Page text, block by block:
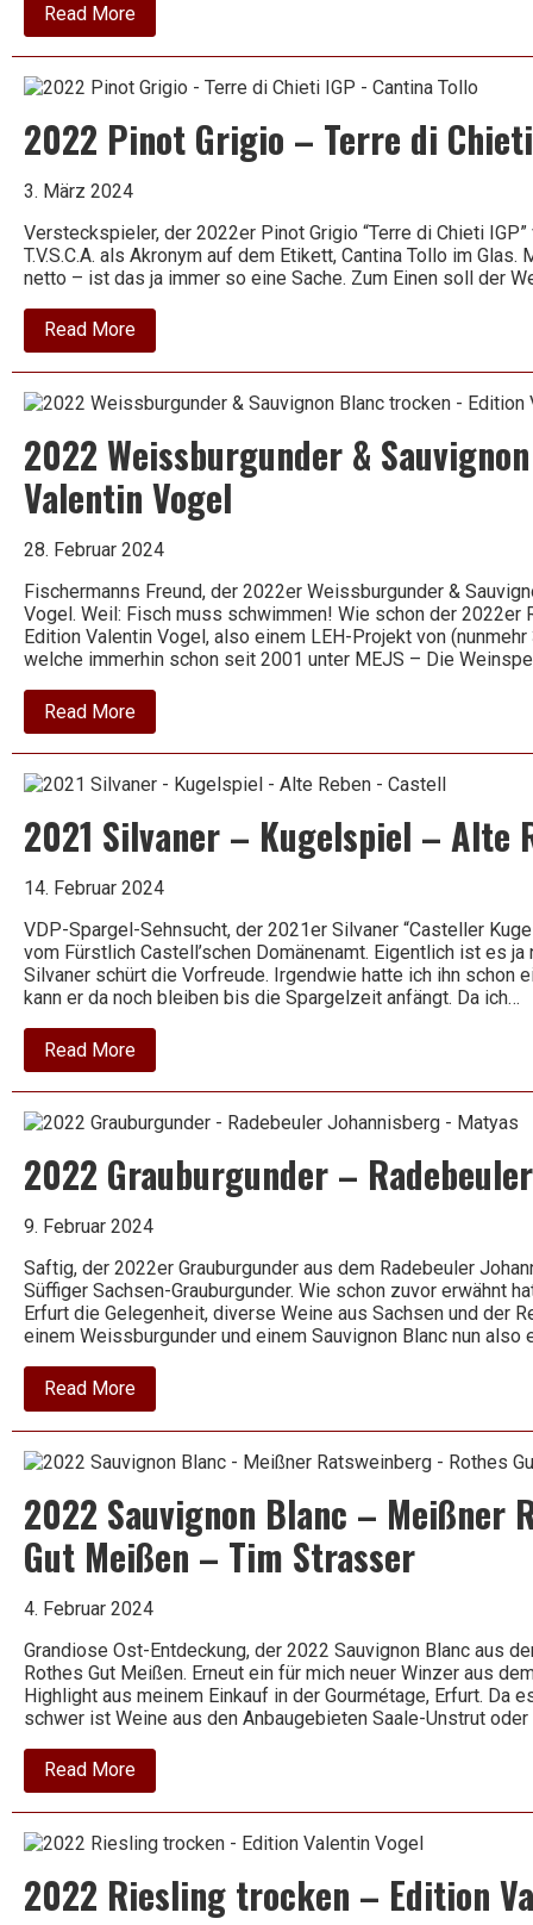
Read Moreabout
2016
Viura
Casual
–
Tandem
2022 Pinot Grigio – Terre di
3. März 2024
Versteckspieler, der 2022er Pinot Grigio “Terre di Chieti IGP”
T.V.S.C.A. als Akronym auf dem Etikett, Cantina Tollo im
netto – ist das ja immer so eine Sache. Zum Einen soll der
Read Moreabout
2022
Pinot
–
Chieti
IGP
–
Cantina
Tollo
2022 Weissburgunder &
Valentin Vogel
28. Februar 2024
Fischermanns Freund, der 2022er Weissburgunder &
Vogel. Weil: Fisch muss schwimmen! Wie schon der 2022er
Edition Valentin Vogel, also einem LEH-Projekt von
welche immerhin schon seit 2001 unter MEJS – Die
Read Moreabout
2022
Weissburgunder
Sauvignon
trocken
–
Valentin
Vogel
2021 Silvaner – Kugelspiel – Alte
14. Februar 2024
VDP-Spargel-Sehnsucht, der 2021er Silvaner “Casteller
vom Fürstlich Castell’schen Domänenamt. Eigentlich ist es
Silvaner schürt die Vorfreude. Irgendwie hatte ich ihn schon
kann er da noch bleiben bis die Spargelzeit anfängt. Da ich…
Read Moreabout
2021
Silvaner
Kugelspiel
Reben
Castell
2022 Grauburgunder –
9. Februar 2024
Saftig, der 2022er Grauburgunder aus dem Radebeuler
Süffiger Sachsen-Grauburgunder. Wie schon zuvor erwähnt
Erfurt die Gelegenheit, diverse Weine aus Sachsen und der
einem Weissburgunder und einem Sauvignon Blanc nun also
Read Moreabout
2022
Grauburgunder
Radebeuler
Matyas
2022 Sauvignon Blanc – Meißner
Gut Meißen – Tim Strasser
4. Februar 2024
Grandiose Ost-Entdeckung, der 2022 Sauvignon Blanc aus
Rothes Gut Meißen. Erneut ein für mich neuer Winzer aus
Highlight aus meinem Einkauf in der Gourmétage, Erfurt. Da
schwer ist Weine aus den Anbaugebieten Saale-Unstrut
Read Moreabout
2022
Sauvignon
–
Ratsweinberg
–
2022 Riesling trocken – Edition